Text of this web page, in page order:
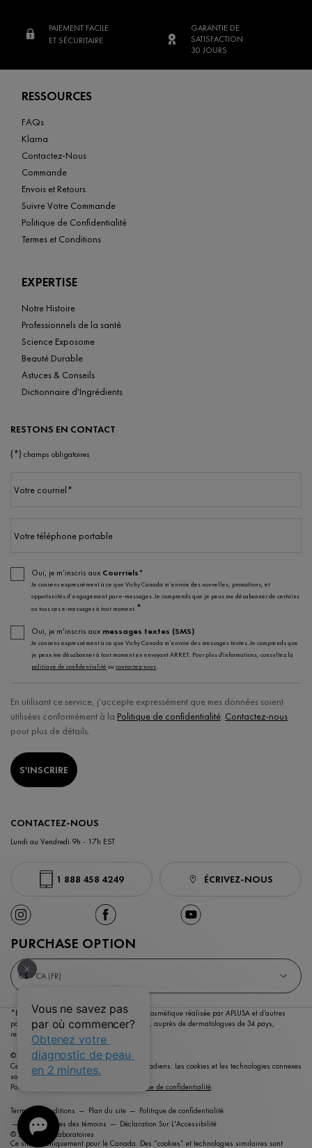
PAIEMENT FACILE
ET SÉCURITAIRE
GARANTIE DE
SATISFACTION
30 JOURS
RESSOURCES
FAQs
Klarna
Contactez-Nous
Commande
Envois et Retours
Suivre Votre Commande
Politique de Confidentialité
Termes et Conditions
EXPERTISE
Notre Histoire
Professionnels de la santé
Science Exposome
Beauté Durable
Astuces & Conseils
Dictionnaire d'Ingrédients
RESTONS EN CONTACT
(*) champs obligatoires
Votre courriel*
Votre téléphone portable
Oui, je m’inscris aux Courriels*
Je consens expressément à ce que Vichy Canada m’envoie des nouvelles, promotions, et
opportunités d’engagement par e-messages. Je comprends que je peux me désabonner de certains
ou tous ces e-messages à tout moment.*
Oui, je m'inscris aux messages textes (SMS)
Je consens expressément à ce que Vichy Canada m’envoie des messages textes. Je comprends que
je peux me désabonner à tout moment en envoyant ARRET. Pour plus d'informations, consultez la
politique de confidentialité ou contactez-nous.
En utilisant ce service, j'accepte expressément que mes données soient
utilisées conformément à la Politique de confidentialité. Contactez-nous
pour plus de détails.
S'INSCRIRE
CONTACTEZ-NOUS
Lundi au Vendredi 9h - 17h EST
1 888 458 4249 ÉCRIVEZ-NOUS
PURCHASE OPTION
C$ - CA (FR)
*Enquête menée auprès du marché dermocosmétique réalisée par APLUSA et d’autres
partenaires entre janvier 2023 et mai 2023, auprès de dermatologues de 34 pays,
représentant plus de 80% du PIB mondial.
© Copyright 2026 Vichy Laboratoires
Ce site est destiné aux consommateurs canadiens. Les cookies et les technologies connexes
sont utilisés à des fins publicitaires.
Pour en savoir plus, consultez notre
politique de confidentialité.
Termes et conditions Plan du site
Politique de confidentialité
Paramétrages des témoins
Déclaration Sur L'Accessibilité
© 2021 Vichy Laboratoires
Ce site est uniquement pour le Canada. Des “cookies” et technologies similaires sont